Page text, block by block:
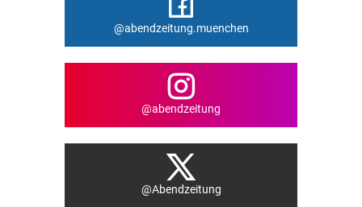
@abendzeitung.muenchen
@abendzeitung
@Abendzeitung